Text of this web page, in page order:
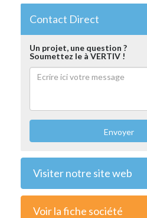
Contact Direct
Un projet, une question ?
Soumettez le à VERTIV !
Envoyer
Visiter notre site web
Voir la fiche société